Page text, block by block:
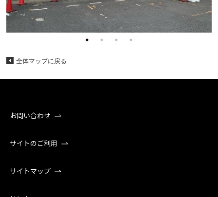
全体マップに戻る
お問い合わせ
サイトのご利用
サイトマップ